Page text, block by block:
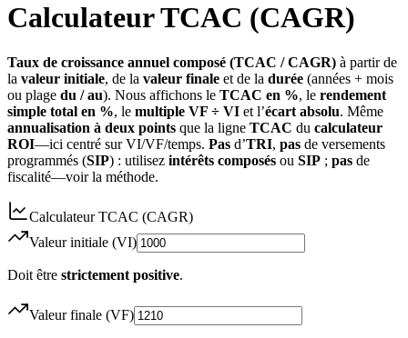
Calculateur TCAC (CAGR)
Taux de croissance annuel composé (TCAC / CAGR) à partir de
la valeur initiale, de la valeur finale et de la durée (années + mois
ou plage du / au). Nous affichons le TCAC en %, le rendement
simple total en %, le multiple VF ÷ VI et l’écart absolu. Même
annualisation à deux points que la ligne TCAC du calculateur
ROI—ici centré sur VI/VF/temps. Pas d’TRI, pas de versements
programmés (SIP) : utilisez intérêts composés ou SIP ; pas de
fiscalité—voir la méthode.
Calculateur TCAC (CAGR)
Valeur initiale (VI)
Doit être strictement positive.
Valeur finale (VF)